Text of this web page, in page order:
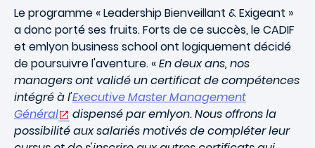
Le programme « Leadership Bienveillant & Exigeant »
a donc porté ses fruits. Forts de ce succès, le CADIF
et emlyonbusiness school ont logiquement décidé
de poursuivre l'aventure. «En deux ans, nos
managers ont validé un certificat de compétences
intégré à l'Executive Master Management
Général
dispensé par emlyon. Nous offrons la
possibilité aux salariés motivés de compléter leur